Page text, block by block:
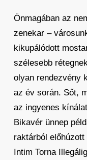
Önmagában az
zenekar –
kikupálódott
szélesebb
olyan rendezvény
az év során. Sőt,
az ingyenes
Bikavér ünnep
raktárból
Intim Torna